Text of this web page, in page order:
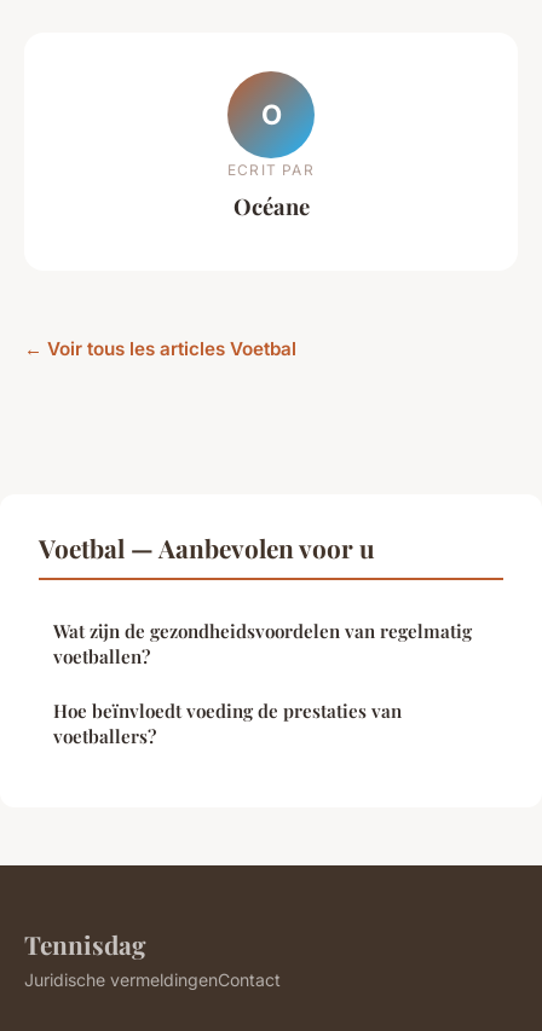
O
ECRIT PAR
Océane
← Voir tous les articles Voetbal
Voetbal — Aanbevolen voor u
Wat zijn de gezondheidsvoordelen van regelmatig
voetballen?
Hoe beïnvloedt voeding de prestaties van
voetballers?
Tennisdag
Juridische vermeldingenContact